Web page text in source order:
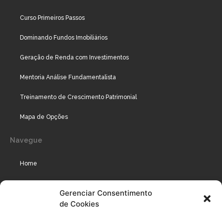
Gerenciar Consentimento
de Cookies
Curso Primeiros Passos
Dominando Fundos Imobiliários
Geração de Renda com Investimentos
Mentoria Análise Fundamentalista
Treinamento de Crescimento Patrimonial
Mapa de Opções
Navegue
Home